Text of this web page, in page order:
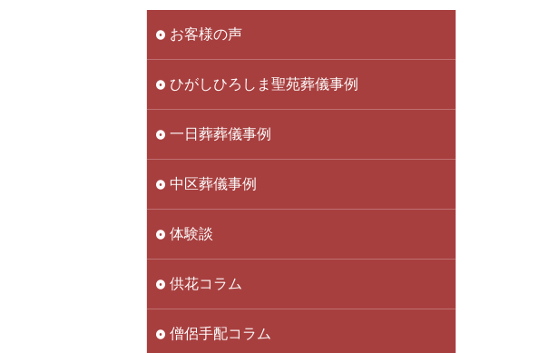
お客様の声
ひがしひろしま聖苑葬儀事例
一日葬葬儀事例
中区葬儀事例
体験談
供花コラム
僧侶手配コラム